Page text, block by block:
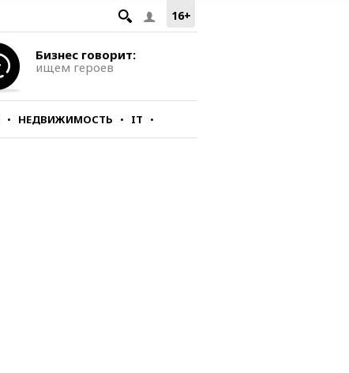
16+
Бизнес говорит:
ищем героев
НЕДВИЖИМОСТЬ IT